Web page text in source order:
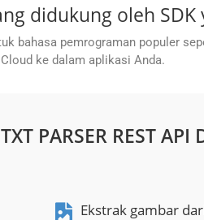
didukung oleh
bahasa pemrograman populer
ke dalam aplikasi Anda.
TXT PARSER REST
Ekstrak gambar